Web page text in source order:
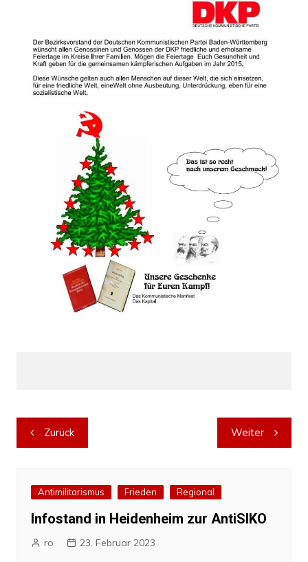
Beitragsnavigation
Zurück Weiter
Antimilitarismus Frieden Regional
Infostand in Heidenheim zur AntiSIKO
ro 23. Februar 2023